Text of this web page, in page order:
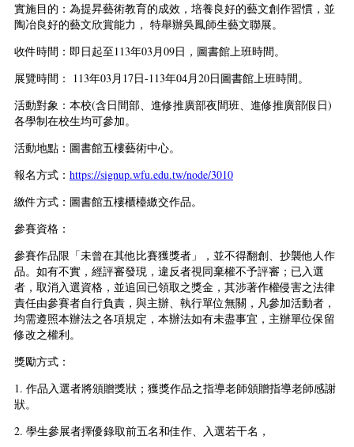
實施目的：為提昇藝術教育的成效，培養良好的藝文創作習慣，並
陶冶良好的藝文欣賞能力， 特舉辦吳鳳師生藝文聯展。
收件時間：即日起至113年03月09日，圖書館上班時間。
展覽時間： 113年03月17日-113年04月20日圖書館上班時間。
活動對象：本校(含日間部、進修推廣部夜間班、進修推廣部假日)
各學制在校生均可參加。
活動地點：圖書館五樓藝術中心。
報名方式： https://signup.wfu.edu.tw/node/3010
繳件方式：圖書館五樓櫃檯繳交作品。
參賽資格：
參賽作品限「未曾在其他比賽獲獎者」，並不得翻創、抄襲他人作
品。如有不實，經評審發現，違反者視同棄權不予評審；已入選
者，取消入選資格，並追回已領取之獎金，其涉著作權侵害之法律
責任由參賽者自行負責，與主辦、執行單位無關，凡參加活動者，
均需遵照本辦法之各項規定，本辦法如有未盡事宜，主辦單位保留
修改之權利。
獎勵方式：
1. 作品入選者將頒贈獎狀；獲獎作品之指導老師頒贈指導老師感謝
狀。
2. 學生參展者擇優錄取前五名和佳作、入選若干名，